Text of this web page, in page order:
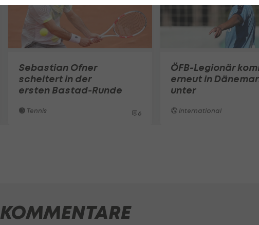
Sebastian Ofner
scheitert in der
ersten Bastad-Runde
Tennis 6
ÖFB-Legionär
erneut in
unter
International
KOMMENTARE